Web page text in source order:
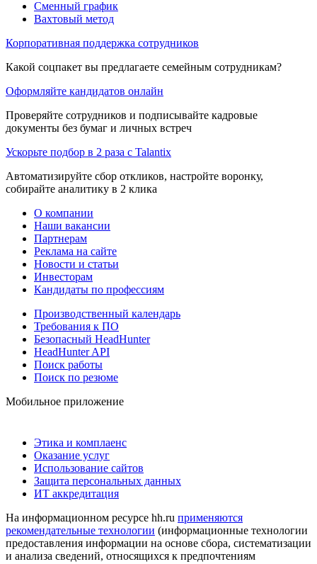
Сменный график
Вахтовый метод
Корпоративная поддержка сотрудников
Какой соцпакет вы предлагаете семейным сотрудникам?
Оформляйте кандидатов онлайн
Проверяйте сотрудников и подписывайте кадровые
документы без бумаг и личных встреч
Ускорьте подбор в 2 раза с Talantix
Автоматизируйте сбор откликов, настройте воронку,
собирайте аналитику в 2 клика
О компании
Наши вакансии
Партнерам
Реклама на сайте
Новости и статьи
Инвесторам
Кандидаты по профессиям
Производственный календарь
Требования к ПО
Безопасный HeadHunter
HeadHunter API
Поиск работы
Поиск по резюме
Мобильное приложение
Этика и комплаенс
Оказание услуг
Использование сайтов
Защита персональных данных
ИТ аккредитация
На информационном ресурсе hh.ru применяются
рекомендательные технологии (информационные технологии
предоставления информации на основе сбора, систематизации
и анализа сведений, относящихся к предпочтениям